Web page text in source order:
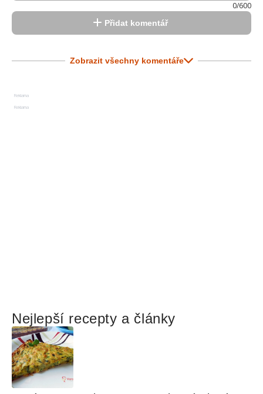
0/600
Přidat komentář
Zobrazit všechny komentáře
Reklama
Reklama
Nejlepší recepty a články